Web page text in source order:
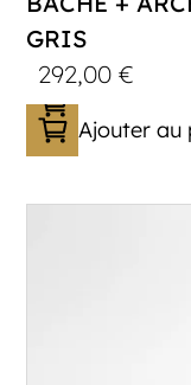
GRIS
292,00€
Ajouter au